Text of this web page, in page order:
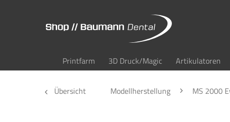
Printfarm 3D Druck/Magic Artikulatoren
Übersicht Modellherstellung MS 2000